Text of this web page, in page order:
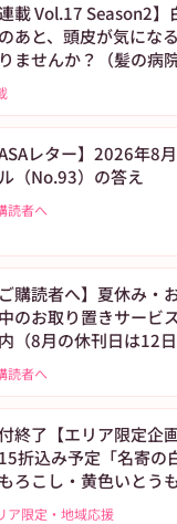
連載 Vol.17 Season2】
あと、頭皮が気にな
ませんか？（髪の病
）
ASAレター】2026年8
（No.93）の答え
読者へ
ご購読者へ】夏休み・
のお取り置きサービ
（8月の休刊日は12
読者へ
終了【エリア限定企画
折込み予定「名寄の
ろこし・黄色いとう
恵味（めぐみ）」
ア限定・地域応援